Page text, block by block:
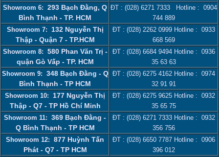
Showroom 6: 293 Bạch Đằng, Q
Bình Thạnh - TP. HCM
ĐT : (028) 6271 7333 Hotline : 0904
744 889
Showroom 7: 132 Nguyễn Thị
Thập - Quận 7 - TP.HCM
ĐT : (028) 2262 0999 Hotline : 0933
668 569
Showroom 8: 580 Phan Văn Trị -
quận Gò Vấp - TP. HCM
ĐT : (028) 6684 9494 Hotline : 0936
35 63 63
Showroom 9: 348 Bạch Đằng - Q
Bình Thạnh - TP HCM
ĐT : (028) 6275 4162 Hotline : 0974
32 91 91
Showroom 10: 177 Nguyễn Thị
Thập - Q7 - TP Hồ Chí Minh
ĐT : (028) 6275 9625 Hotline : 0932
35 65 75
Showroom 11: 369 Bạch Đằng -
Q Bình Thạnh - TP HCM
ĐT : (028) 6271 7333 Hotline : 0932
356 756
Showroom 12: 877 Huỳnh Tấn
Phát - Q7 - TP HCM
ĐT : (028) 6650 7787 Hotline : 0906
396 012